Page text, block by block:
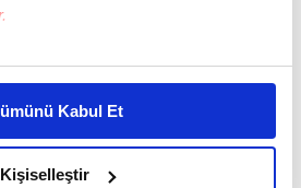
halinde sizlere özel
yaşatabiliriz. Bunu yaparken
iyi bir reklam deneyimi sunmak
iyi içerikleri sunabilmek adına
Kabul Et
Kişiselleştir